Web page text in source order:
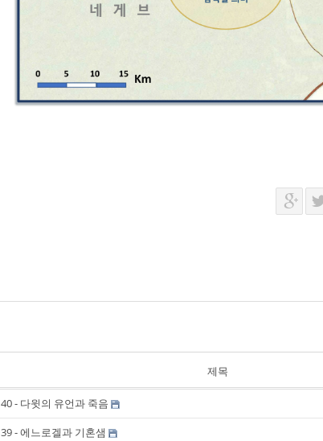
제목
40 - 다윗의 유언과 죽음
39 - 에느로겔과 기혼샘